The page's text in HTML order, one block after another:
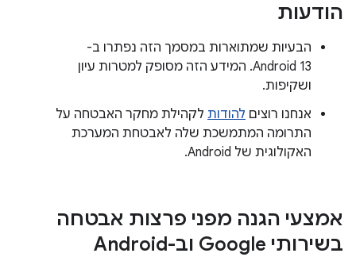
הודעות
הבעיות שמתוארות במסמך הזה נפתרו ב-
Android 13. המידע הזה מסופק למטרות עיון
ושקיפות.
אנחנו רוצים להודות לקהילת מחקר האבטחה על
התרומה המתמשכת שלה לאבטחת המערכת
האקולוגית של Android.
אמצעי הגנה מפני פרצות אבטחה
בשירותי Google וב-Android